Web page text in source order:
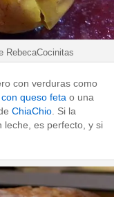
RebecaCocinitas
con verduras como
queso feta o una
ChiaChio . Si la
leche, es perfecto, y si